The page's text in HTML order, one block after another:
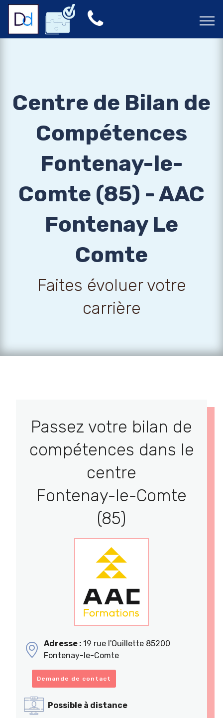
Centre de Bilan de
Compétences
Fontenay-le-
Comte (85) - AAC
Fontenay Le
Comte
Faites évoluer votre
carrière
Passez votre bilan de
compétences dans le
centre
Fontenay-le-Comte
(85)
Adresse : 19 rue l'Ouillette 85200
Fontenay-le-Comte
Demande de contact
Possible à distance